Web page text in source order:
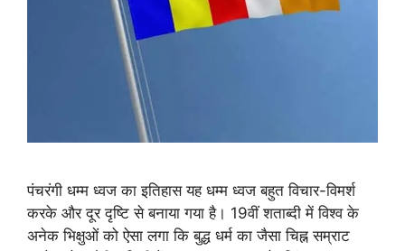
पंचरंगी धम्म ध्वज का इतिहास यह धम्म ध्वज बहुत विचार-विमर्श
करके और दूर दृष्टि से बनाया गया है। 19वीं शताब्दी में विश्व के
अनेक भिक्षुओं को ऐसा लगा कि बुद्ध धर्म का जैसा चिह्न सम्राट